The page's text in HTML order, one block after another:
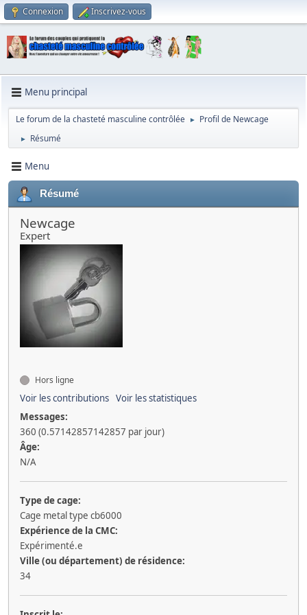
Connexion Inscrivez-vous
Menu principal
Le forum de la chasteté masculine contrôlée ► Profil de Newcage
► Résumé
Menu
Résumé
Newcage
Expert
Hors ligne
Voir les contributions Voir les statistiques
Messages:
360 (0.57142857142857 par jour)
Âge:
N/A
Type de cage:
Cage metal type cb6000
Expérience de la CMC:
Expérimenté.e
Ville (ou département) de résidence:
34